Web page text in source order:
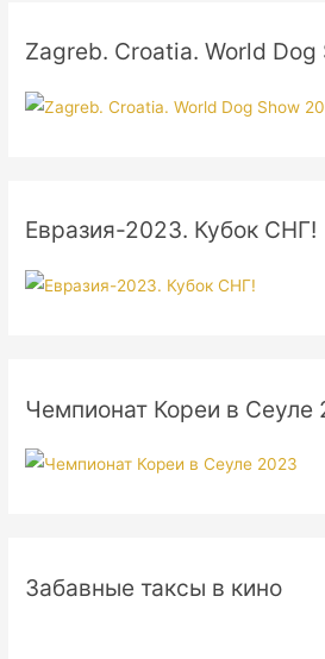
Zagreb. Croatia. World
Евразия-2023. Кубок СНГ!
Чемпионат Кореи в Сеуле
Забавные таксы в кино